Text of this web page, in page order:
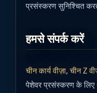
प्रसंस्करण सुनिश्चित
हमसे संपर्क करें
चीन कार्य वीज़ा,चीन Z
पेशेवर प्रसंस्करण के लिए